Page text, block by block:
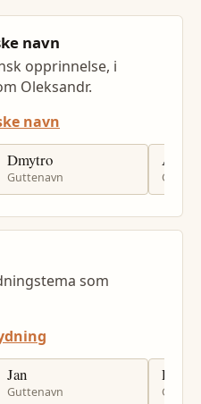
navn
opprinnelse, i
Oleksandr.
navn
Dmytro
Guttenavn
Andrii
som
Jan
Guttenavn
Per